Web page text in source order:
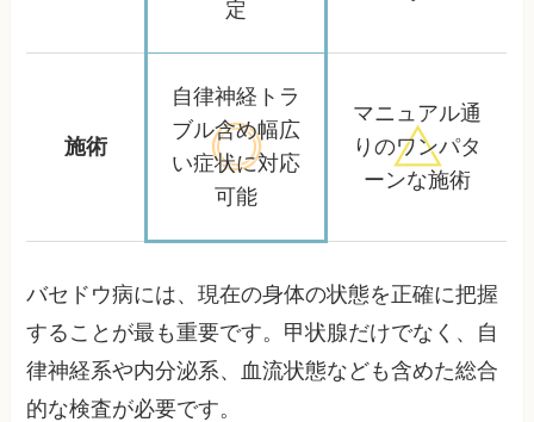
定
施術
自律神経トラ
ブル含め幅広
い症状に対応
可能
マニュアル通
りのワンパタ
ーンな施術
バセドウ病には、現在の身体の状態を正確に把握
することが最も重要です。甲状腺だけでなく、自
律神経系や内分泌系、血流状態なども含めた総合
的な検査が必要です。